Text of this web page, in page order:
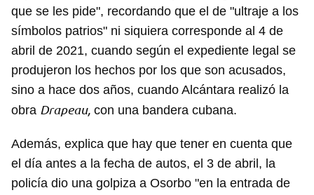
que se les pide", recordando que el de "ultraje a los
símbolos patrios" ni siquiera corresponde al 4 de
abril de 2021, cuando según el expediente legal se
produjeron los hechos por los que son acusados,
sino a hace dos años, cuando Alcántara realizó la
obra Drapeau, con una bandera cubana.
Además, explica que hay que tener en cuenta que
el día antes a la fecha de autos, el 3 de abril, la
policía dio una golpiza a Osorbo "en la entrada de